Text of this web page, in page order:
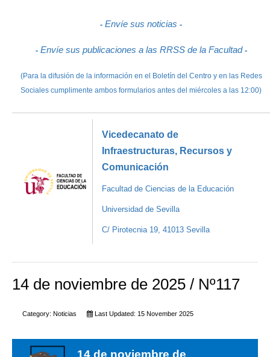
- Envíe sus noticias -
- Envíe sus publicaciones a las RRSS de la Facultad -
(Para la difusión de la información en el Boletín del Centro y en las Redes
Sociales cumplimente ambos formularios antes del miércoles a las 12:00)
Vicedecanato de
Infraestructuras, Recursos y
Comunicación
Facultad de Ciencias de la Educación
Universidad de Sevilla
C/ Pirotecnia 19, 41013 Sevilla
14 de noviembre de 2025 / Nº117
Category: Noticias Last Updated: 15 November 2025